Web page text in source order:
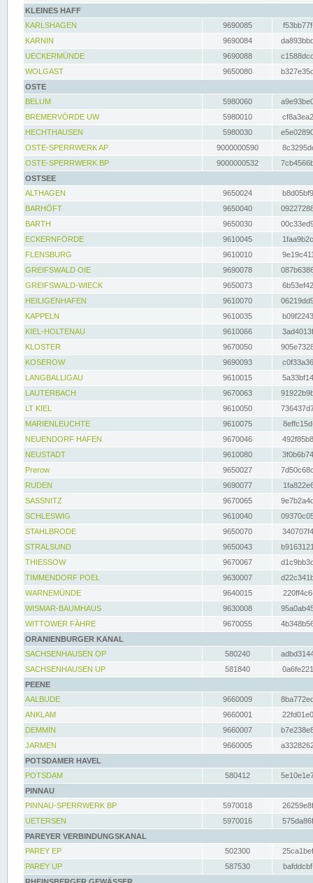
KLEINES HAFF
KARLSHAGEN
9690085
KARNIN
9690084
UECKERMÜNDE
9690088
WOLGAST
9650080
OSTE
BELUM
5980060
BREMERVÖRDE UW
5980010
HECHTHAUSEN
5980030
OSTE-SPERRWERK AP
9000000590
OSTE-SPERRWERK BP
9000000532
OSTSEE
ALTHAGEN
9650024
BARHÖFT
9650040
BARTH
9650030
ECKERNFÖRDE
9610045
FLENSBURG
9610010
GREIFSWALD OIE
9690078
GREIFSWALD-WIECK
9650073
HEILIGENHAFEN
9610070
KAPPELN
9610035
KIEL-HOLTENAU
9610066
KLOSTER
9670050
KOSEROW
9690093
LANGBALLIGAU
9610015
LAUTERBACH
9670063
LT KIEL
9610050
MARIENLEUCHTE
9610075
NEUENDORF HAFEN
9670046
NEUSTADT
9610080
Prerow
9650027
RUDEN
9690077
SASSNITZ
9670065
SCHLESWIG
9610040
STAHLBRODE
9650070
STRALSUND
9650043
THIESSOW
9670067
TIMMENDORF POEL
9630007
WARNEMÜNDE
9640015
WISMAR-BAUMHAUS
9630008
WITTOWER FÄHRE
9670055
ORANIENBURGER KANAL
SACHSENHAUSEN OP
580240
SACHSENHAUSEN UP
581840
PEENE
AALBUDE
9660009
ANKLAM
9660001
DEMMIN
9660007
JARMEN
9660005
POTSDAMER HAVEL
POTSDAM
580412
PINNAU
PINNAU-SPERRWERK BP
5970018
UETERSEN
5970016
PAREYER VERBINDUNGSKANAL
PAREY EP
502300
PAREY UP
587530